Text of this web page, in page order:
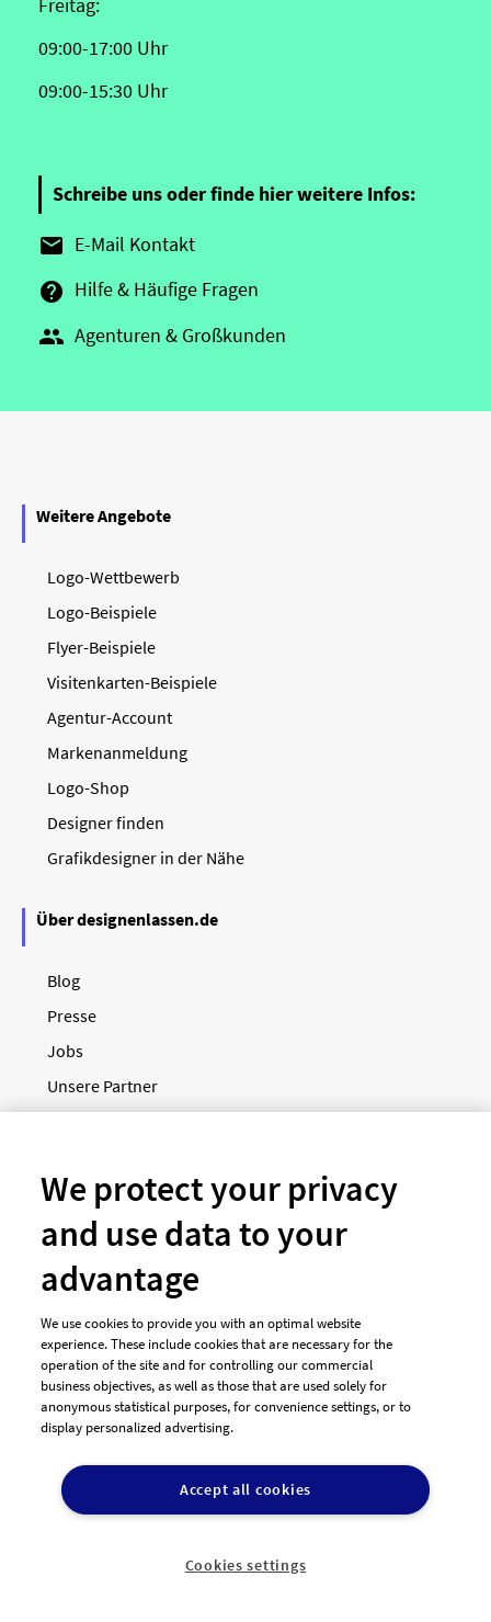
09:00-17:00 Uhr
09:00-15:30 Uhr
Schreibe uns oder finde hier weitere Infos:
 E-Mail Kontakt
 Hilfe & Häufige Fragen
 Agenturen & Großkunden
Weitere Angebote
Logo-Wettbewerb
Logo-Beispiele
Flyer-Beispiele
Visitenkarten-Beispiele
Agentur-Account
Markenanmeldung
Logo-Shop
Designer finden
Grafikdesigner in der Nähe
Über designenlassen.de
Blog
Presse
Jobs
Unsere Partner
Kontakt & Hilfe
E-Mail
Hilfe
So funktioniert's
Unsere Zahlungsarten
We protect your privacy
and use data to your
advantage
We use cookies to provide you with an optimal website
experience. These include cookies that are necessary for the
operation of the site and for controlling our commercial
business objectives, as well as those that are used solely for
anonymous statistical purposes, for convenience settings, or to
display personalized advertising.
Accept all cookies
Cookies settings